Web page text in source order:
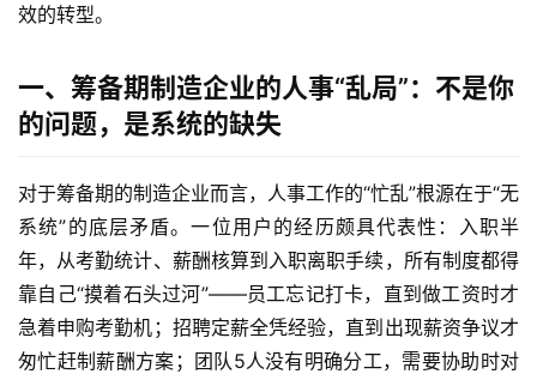
效的转型。
一、筹备期制造企业的人事“乱局”：不是你
的问题，是系统的缺失
对于筹备期的制造企业而言，人事工作的“忙乱”根源在于“无
系统”的底层矛盾。一位用户的经历颇具代表性：入职半
年，从考勤统计、薪酬核算到入职离职手续，所有制度都得
靠自己“摸着石头过河”——员工忘记打卡，直到做工资时才
急着申购考勤机；招聘定薪全凭经验，直到出现薪资争议才
匆忙赶制薪酬方案；团队5人没有明确分工，需要协助时对